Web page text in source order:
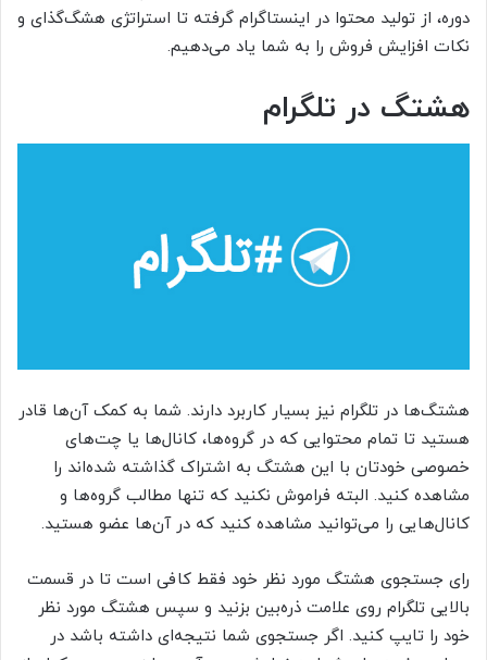
دوره، از تولید محتوا در اینستاگرام گرفته تا استراتژی هشگ‌گذای و
نکات افزایش فروش را به شما یاد می‌دهیم.
هشتگ در تلگرام
هشتگ‌ها در تلگرام نیز بسیار کاربرد دارند. شما به کمک آن‌ها قادر
هستید تا تمام محتوایی که در گروه‌ها، کانال‌ها یا چت‌های
خصوصی خودتان با این هشتگ به اشتراک گذاشته شده‌اند را
مشاهده کنید. البته فراموش نکنید که تنها مطالب گروه‌ها و
کانال‌هایی را می‌توانید مشاهده کنید که در آن‌ها عضو هستید.
رای جستجوی هشتگ مورد نظر خود فقط کافی است تا در قسمت
بالایی تلگرام روی علامت ذره‌بین بزنید و سپس هشتگ مورد نظر
خود را تایپ کنید. اگر جستجوی شما نتیجه‌ای داشته باشد در